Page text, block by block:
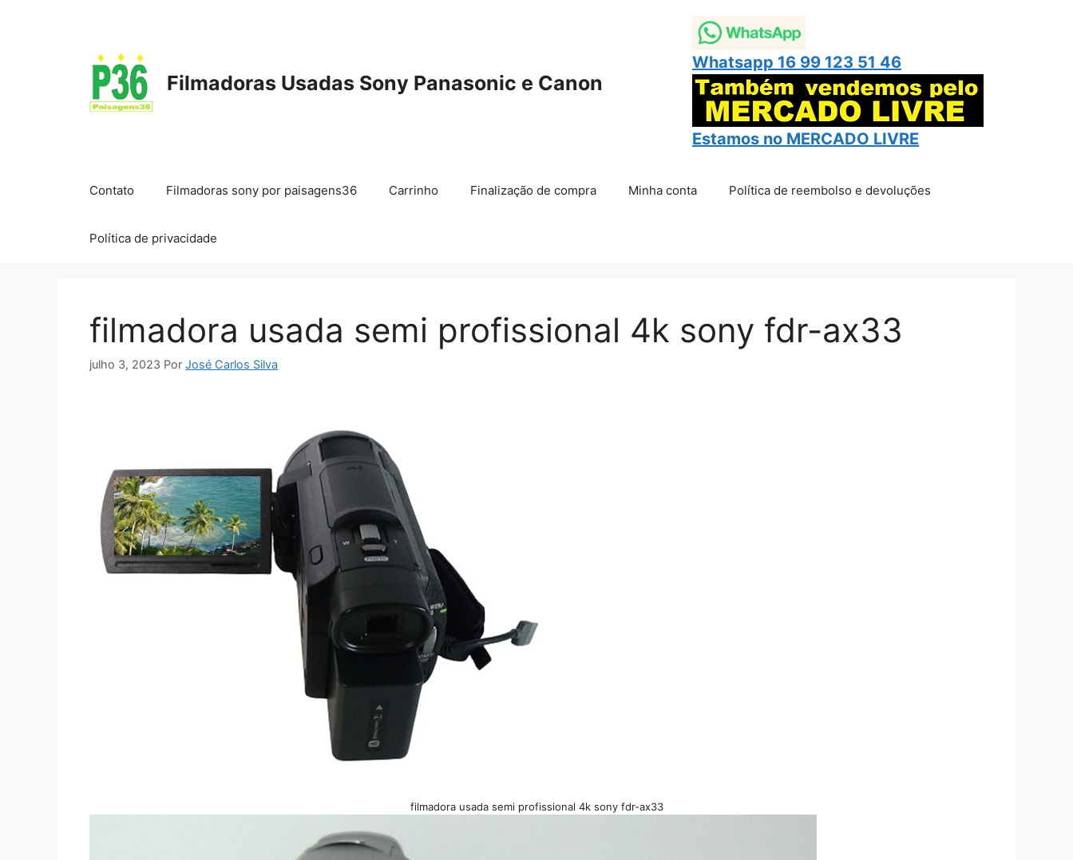
Filmadoras Usadas Sony Panasonic e Canon
Whatsapp 16 99 123 51 46
Estamos no MERCADO LIVRE
Contato Filmadoras sony por paisagens36 Carrinho Finalização de compra Minha conta Política de reembolso e devoluções
Política de privacidade
filmadora usada semi profissional 4k sony fdr-ax33
julho 3, 2023 Por José Carlos Silva
filmadora usada semi profissional 4k sony fdr-ax33